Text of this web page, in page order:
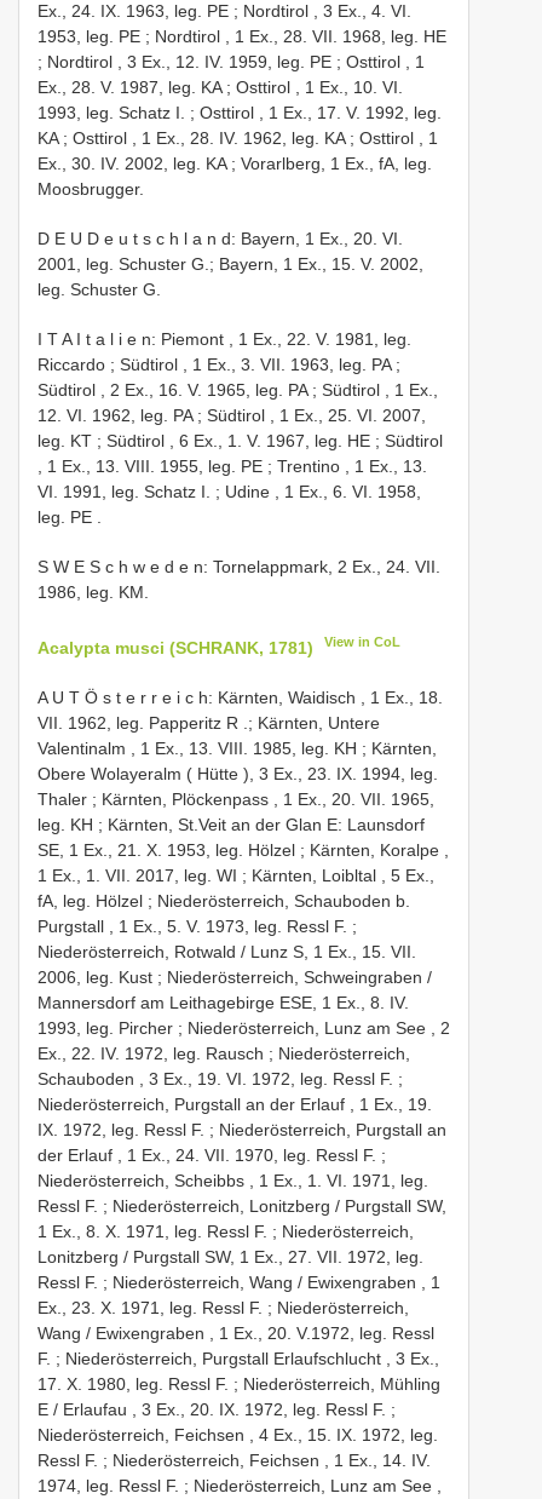
Ex., 24. IX. 1963, leg. PE ; Nordtirol , 3 Ex., 4. VI.
1953, leg. PE ; Nordtirol , 1 Ex., 28. VII. 1968, leg. HE
; Nordtirol , 3 Ex., 12. IV. 1959, leg. PE ; Osttirol , 1
Ex., 28. V. 1987, leg. KA; Osttirol , 1 Ex., 10. VI.
1993, leg. Schatz I. ; Osttirol , 1 Ex., 17. V. 1992, leg.
KA; Osttirol , 1 Ex., 28. IV. 1962, leg. KA; Osttirol , 1
Ex., 30. IV. 2002, leg. KA; Vorarlberg, 1 Ex., fA, leg.
Moosbrugger.
D E U D e u t s c h l a n d: Bayern, 1 Ex., 20. VI.
2001, leg. Schuster G.; Bayern, 1 Ex., 15. V. 2002,
leg. Schuster G.
I T A I t a l i e n: Piemont , 1 Ex., 22. V. 1981, leg.
Riccardo ; Südtirol , 1 Ex., 3. VII. 1963, leg. PA;
Südtirol , 2 Ex., 16. V. 1965, leg. PA; Südtirol , 1 Ex.,
12. VI. 1962, leg. PA; Südtirol , 1 Ex., 25. VI. 2007,
leg. KT ; Südtirol , 6 Ex., 1. V. 1967, leg. HE ; Südtirol
, 1 Ex., 13. VIII. 1955, leg. PE ; Trentino , 1 Ex., 13.
VI. 1991, leg. Schatz I. ; Udine , 1 Ex., 6. VI. 1958,
leg. PE .
S W E S c h w e d e n: Tornelappmark, 2 Ex., 24. VII.
1986, leg. KM.
Acalypta musci (SCHRANK, 1781) View in CoL
A U T Ö s t e r r e i c h: Kärnten, Waidisch , 1 Ex., 18.
VII. 1962, leg. Papperitz R .; Kärnten, Untere
Valentinalm , 1 Ex., 13. VIII. 1985, leg. KH ; Kärnten,
Obere Wolayeralm ( Hütte ), 3 Ex., 23. IX. 1994, leg.
Thaler ; Kärnten, Plöckenpass , 1 Ex., 20. VII. 1965,
leg. KH ; Kärnten, St.Veit an der Glan E: Launsdorf
SE, 1 Ex., 21. X. 1953, leg. Hölzel ; Kärnten, Koralpe ,
1 Ex., 1. VII. 2017, leg. WI ; Kärnten, Loibltal , 5 Ex.,
fA, leg. Hölzel ; Niederösterreich, Schauboden b.
Purgstall , 1 Ex., 5. V. 1973, leg. Ressl F. ;
Niederösterreich, Rotwald / Lunz S, 1 Ex., 15. VII.
2006, leg. Kust ; Niederösterreich, Schweingraben /
Mannersdorf am Leithagebirge ESE, 1 Ex., 8. IV.
1993, leg. Pircher ; Niederösterreich, Lunz am See , 2
Ex., 22. IV. 1972, leg. Rausch ; Niederösterreich,
Schauboden , 3 Ex., 19. VI. 1972, leg. Ressl F. ;
Niederösterreich, Purgstall an der Erlauf , 1 Ex., 19.
IX. 1972, leg. Ressl F. ; Niederösterreich, Purgstall an
der Erlauf , 1 Ex., 24. VII. 1970, leg. Ressl F. ;
Niederösterreich, Scheibbs , 1 Ex., 1. VI. 1971, leg.
Ressl F. ; Niederösterreich, Lonitzberg / Purgstall SW,
1 Ex., 8. X. 1971, leg. Ressl F. ; Niederösterreich,
Lonitzberg / Purgstall SW, 1 Ex., 27. VII. 1972, leg.
Ressl F. ; Niederösterreich, Wang / Ewixengraben , 1
Ex., 23. X. 1971, leg. Ressl F. ; Niederösterreich,
Wang / Ewixengraben , 1 Ex., 20. V.1972, leg. Ressl
F. ; Niederösterreich, Purgstall Erlaufschlucht , 3 Ex.,
17. X. 1980, leg. Ressl F. ; Niederösterreich, Mühling
E / Erlaufau , 3 Ex., 20. IX. 1972, leg. Ressl F. ;
Niederösterreich, Feichsen , 4 Ex., 15. IX. 1972, leg.
Ressl F. ; Niederösterreich, Feichsen , 1 Ex., 14. IV.
1974, leg. Ressl F. ; Niederösterreich, Lunz am See ,